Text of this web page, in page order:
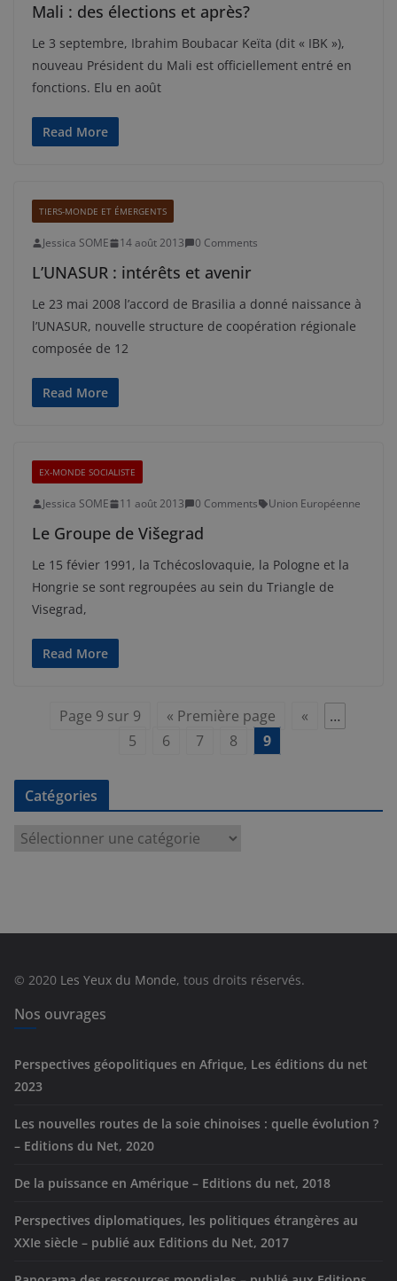
Mali : des élections et après?
Le 3 septembre, Ibrahim Boubacar Keïta (dit « IBK »),
nouveau Président du Mali est officiellement entré en
fonctions. Elu en août
Read More
TIERS-MONDE ET ÉMERGENTS
Jessica SOME 14 août 2013 0 Comments
L’UNASUR : intérêts et avenir
Le 23 mai 2008 l’accord de Brasilia a donné naissance à
l’UNASUR, nouvelle structure de coopération régionale
composée de 12
Read More
EX-MONDE SOCIALISTE
Jessica SOME 11 août 2013 0 Comments Union Européenne
Le Groupe de Višegrad
Le 15 févier 1991, la Tchécoslovaquie, la Pologne et la
Hongrie se sont regroupées au sein du Triangle de
Visegrad,
Read More
Page 9 sur 9 « Première page «
…
5
6 7 8 9
Catégories
e
s
© 2020 Les Yeux du Monde, tous droits réservés.
Nos ouvrages
Perspectives géopolitiques en Afrique, Les éditions du net
2023
Les nouvelles routes de la soie chinoises : quelle évolution ?
– Editions du Net, 2020
De la puissance en Amérique – Editions du net, 2018
Perspectives diplomatiques, les politiques étrangères au
XXIe siècle – publié aux Editions du Net, 2017